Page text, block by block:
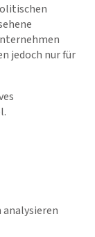
jedoch nur für